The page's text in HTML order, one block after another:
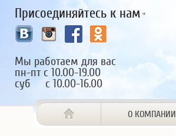
Присоединяйтесь к нам
Мы работаем для вас
пн-пт с 10.00-19.00
суб с 10.00-16.00
О КОМПАНИИ